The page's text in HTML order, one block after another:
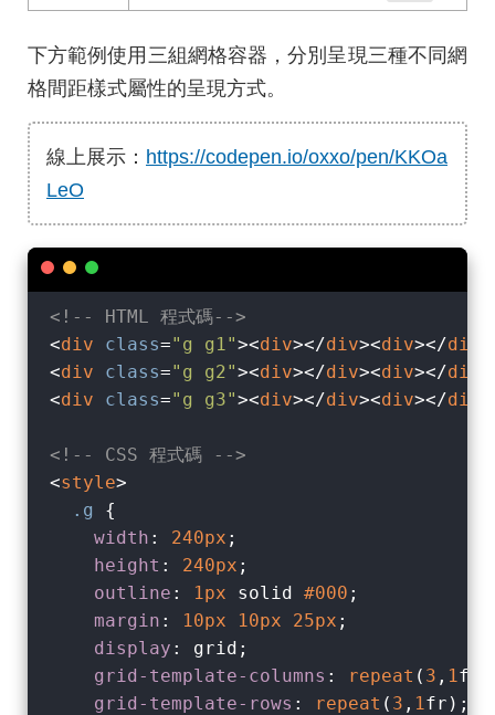
下方範例使用三組網格容器，分別呈現三種不同網
格間距樣式屬性的呈現方式。
線上展示： https://codepen.io/oxxo/pen/KKOa
LeO
<!-- HTML 程式碼-->
<div class="g g1"><div></div><div></div
<div class="g g2"><div></div><div></div
<div class="g g3"><div></div><div></div
<!-- CSS 程式碼 -->
<style>
.g
{
width : 240px ;
height : 240px ;
outline : 1px solid #000 ;
margin : 10px 10px 25px ;
display : grid;
grid-template-columns : repeat ( 3 , 1
grid-template-rows : repeat ( 3 , 1fr);